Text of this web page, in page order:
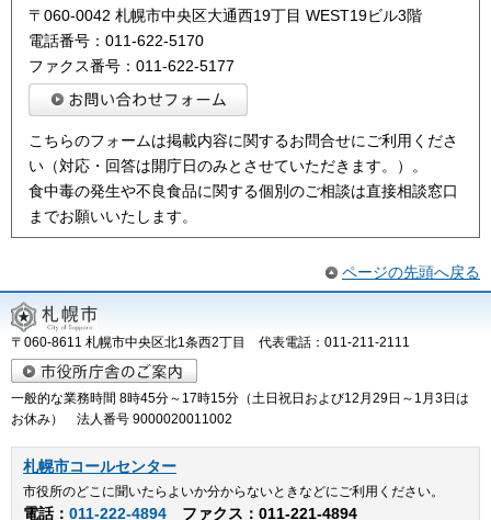
〒060-0042 札幌市中央区大通西19丁目 WEST19ビル3階
電話番号：011-622-5170
ファクス番号：011-622-5177
こちらのフォームは掲載内容に関するお問合せにご利用くださ
い（対応・回答は開庁日のみとさせていただきます。）。
食中毒の発生や不良食品に関する個別のご相談は直接相談窓口
までお願いいたします。
ページの先頭へ戻る
〒060-8611 札幌市中央区北1条西2丁目 代表電話：011-211-2111
一般的な業務時間 8時45分～17時15分（土日祝日および12月29日～1月3日は
お休み） 法人番号 9000020011002
札幌市コールセンター
市役所のどこに聞いたらよいか分からないときなどにご利用ください。
電話： 011-222-4894 ファクス：011-221-4894